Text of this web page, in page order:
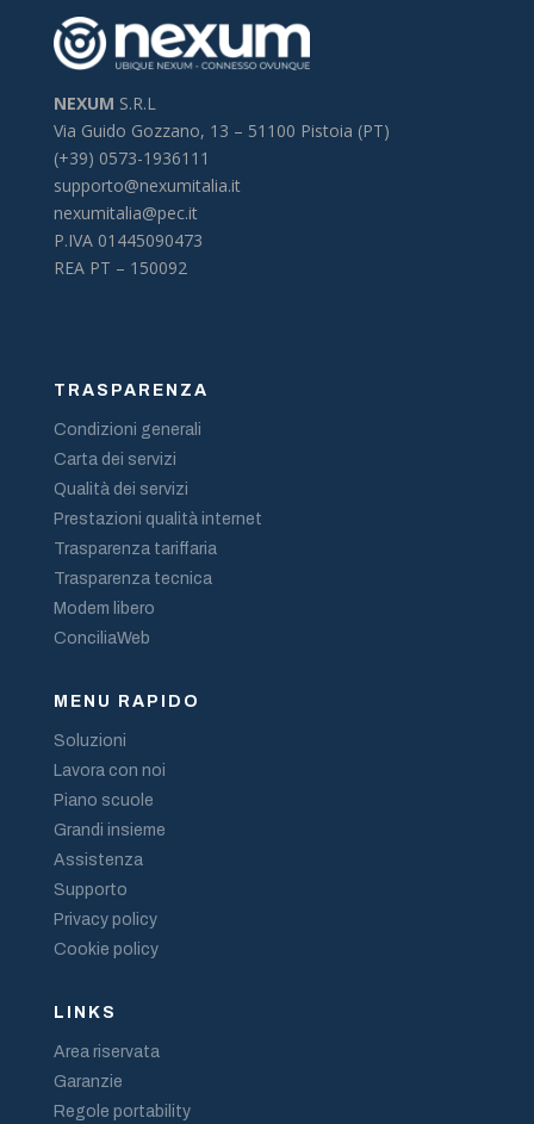
NEXUM S.R.L
Via Guido Gozzano, 13 – 51100 Pistoia (PT)
(+39) 0573-1936111
supporto@nexumitalia.it
nexumitalia@pec.it
P.IVA 01445090473
REA PT – 150092
TRASPARENZA
Condizioni generali
Carta dei servizi
Qualità dei servizi
Prestazioni qualità internet
Trasparenza tariffaria
Trasparenza tecnica
Modem libero
ConciliaWeb
MENU RAPIDO
Soluzioni
Lavora con noi
Piano scuole
Grandi insieme
Assistenza
Supporto
Privacy policy
Cookie policy
LINKS
Area riservata
Garanzie
Regole portability